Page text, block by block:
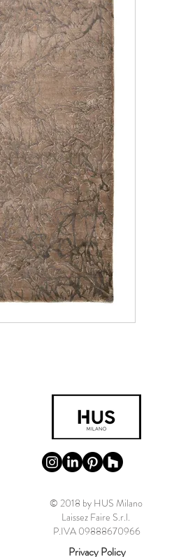
© 2018 by HUS Milano
Laissez Faire S.r.l.
P.IVA 09888670966
Privacy Policy